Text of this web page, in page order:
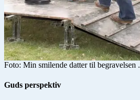
Foto: Min smilende datter til begravelsen .
Guds perspektiv